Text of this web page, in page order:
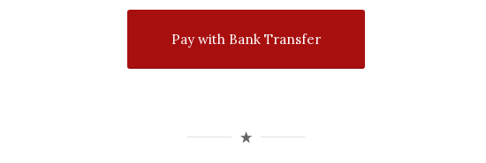
Pay with Bank Transfer